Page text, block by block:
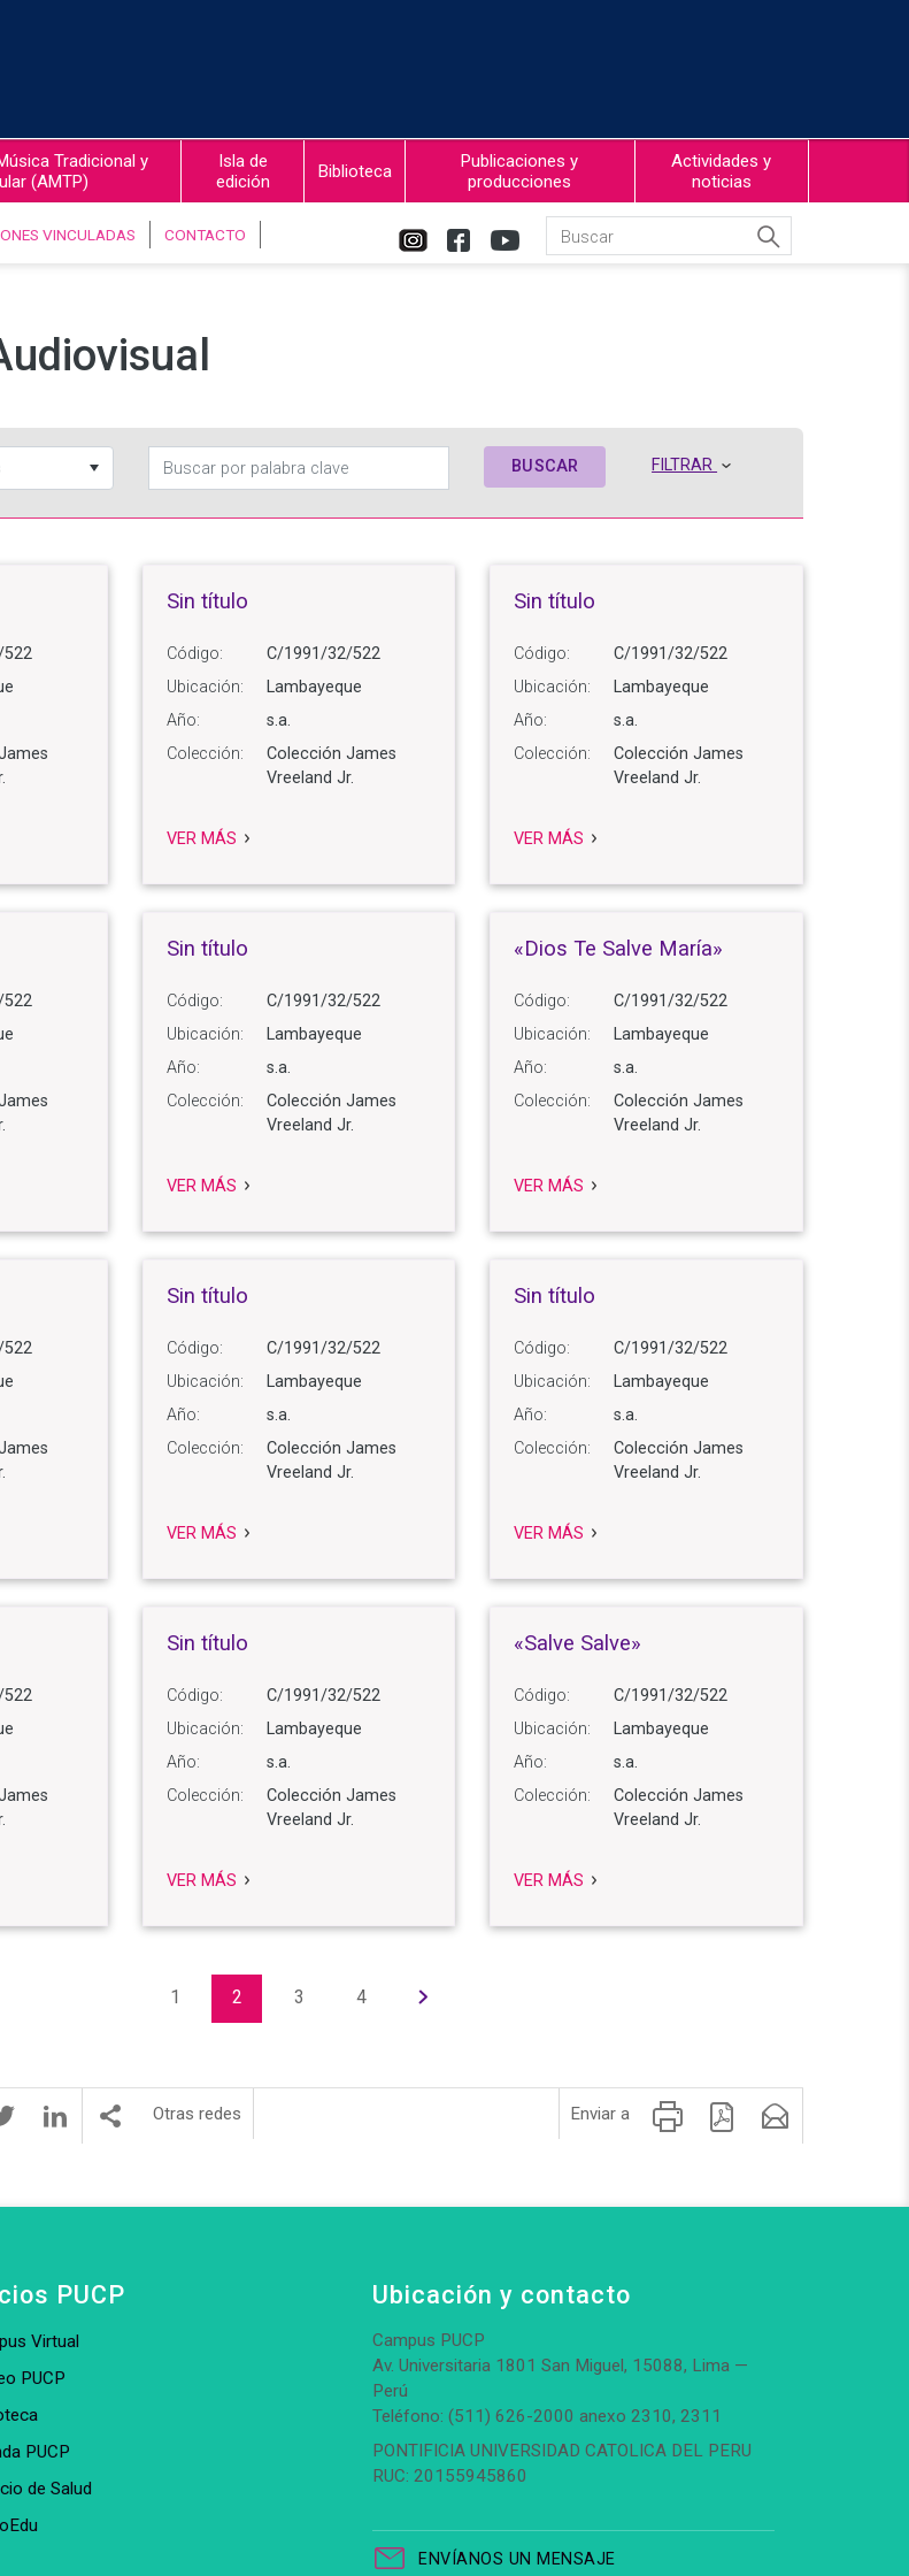
Tradicional y
(AMTP)
Isla de
edición
Biblioteca
Publicaciones y
producciones
Actividades y
noticias
VINCULADAS CONTACTO
FILTRAR
Sin título
Código:
C/1991/32/522
Ubicación:
Lambayeque
Año:
s.a.
Colección:
Colección James
Vreeland Jr.
VER MÁS
Sin título
Código:
C/1991/32/522
Ubicación:
Lambayeque
Año:
s.a.
Colección:
Colección James
Vreeland Jr.
VER MÁS
Sin título
Código:
C/1991/32/522
Ubicación:
Lambayeque
Año:
s.a.
Colección:
Colección James
Vreeland Jr.
VER MÁS
«Dios Te Salve María»
Código:
C/1991/32/522
Ubicación:
Lambayeque
Año:
s.a.
Colección:
Colección James
Vreeland Jr.
VER MÁS
Sin título
Código:
C/1991/32/522
Ubicación:
Lambayeque
Año:
s.a.
Colección:
Colección James
Vreeland Jr.
VER MÁS
Sin título
Código:
C/1991/32/522
Ubicación:
Lambayeque
Año:
s.a.
Colección:
Colección James
Vreeland Jr.
VER MÁS
Sin título
Código:
C/1991/32/522
Ubicación:
Lambayeque
Año:
s.a.
Colección:
Colección James
Vreeland Jr.
VER MÁS
«Salve Salve»
Código:
C/1991/32/522
Ubicación:
Lambayeque
Año:
s.a.
Colección:
Colección James
Vreeland Jr.
VER MÁS
1 2 3 4
Otras redes Enviar a
PUCP
Virtual
PUCP
PUCP
de Salud
Ubicación y contacto
Campus PUCP
Av. Universitaria 1801 San Miguel, 15088, Lima —
Perú
Teléfono: (511) 626-2000 anexo 2310, 2311
PONTIFICIA UNIVERSIDAD CATOLICA DEL PERU
RUC: 20155945860
ENVÍANOS UN MENSAJE